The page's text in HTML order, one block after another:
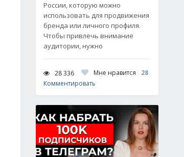
России, которую можно
использовать для продвижения
бренда или личного профиля.
Чтобы привлечь внимание
аудитории, нужно
28 336 Мне нравится
28
Комментировать